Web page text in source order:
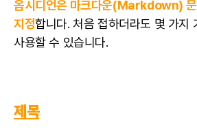
옵시디언은 마크다운(Markdown) 문
지정합니다. 처음 접하더라도 몇 가지
사용할 수 있습니다.
제목